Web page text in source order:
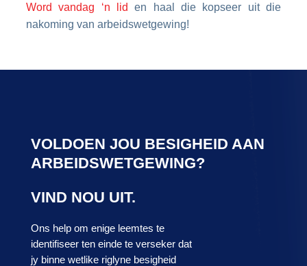
Word vandag ‘n lid
en haal die kopseer uit die
nakoming van arbeidswetgewing!
VOLDOEN JOU BESIGHEID AAN
ARBEIDSWETGEWING?
VIND NOU UIT.
Ons help om enige leemtes te
identifiseer ten einde te verseker dat
jy binne wetlike riglyne besigheid